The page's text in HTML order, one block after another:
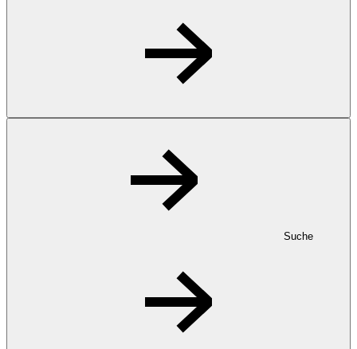
Suche